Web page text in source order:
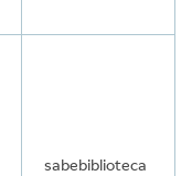
sabebiblioteca